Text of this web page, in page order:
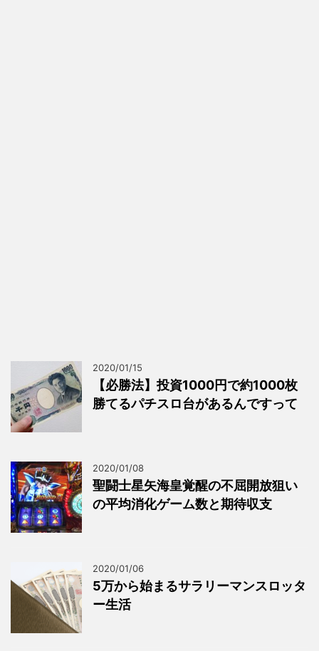
2020/01/15
【必勝法】投資1000円で約1000枚
勝てるパチスロ台があるんですって
2020/01/08
聖闘士星矢海皇覚醒の不屈開放狙い
の平均消化ゲーム数と期待収支
2020/01/06
5万から始まるサラリーマンスロッタ
ー生活